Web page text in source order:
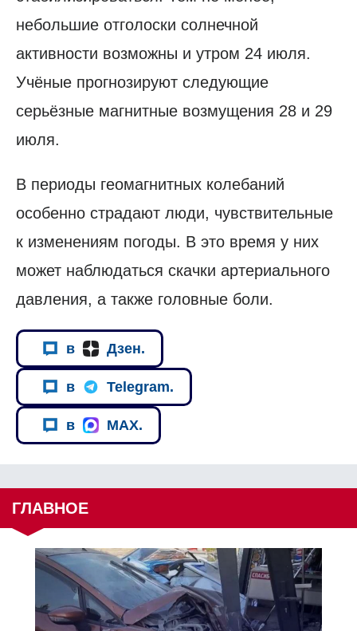
небольшие отголоски солнечной
активности возможны и утром 24 июля.
Учёные прогнозируют следующие
серьёзные магнитные возмущения 28 и 29
июля.
В периоды геомагнитных колебаний
особенно страдают люди, чувствительные
к изменениям погоды. В это время у них
может наблюдаться скачки артериального
давления, а также головные боли.
в Дзен.
в Telegram.
в MAX.
ГЛАВНОЕ